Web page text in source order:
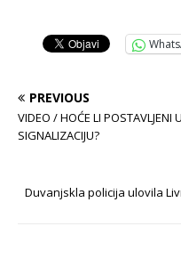
PREVIOUS
VIDEO / HOĆE LI POSTAVLJENI
SIGNALIZACIJU?
Duvanjskla policija ulovila